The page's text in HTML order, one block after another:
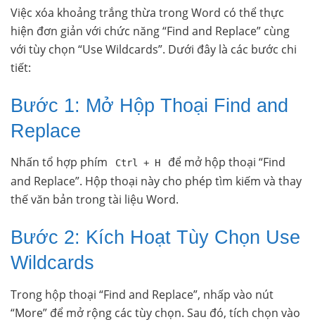
Việc xóa khoảng trắng thừa trong Word có thể thực
hiện đơn giản với chức năng “Find and Replace” cùng
với tùy chọn “Use Wildcards”. Dưới đây là các bước chi
tiết:
Bước 1: Mở Hộp Thoại Find and
Replace
Nhấn tổ hợp phím Ctrl + H
để mở hộp thoại “Find
and Replace”. Hộp thoại này cho phép tìm kiếm và thay
thế văn bản trong tài liệu Word.
Bước 2: Kích Hoạt Tùy Chọn Use
Wildcards
Trong hộp thoại “Find and Replace”, nhấp vào nút
“More” để mở rộng các tùy chọn. Sau đó, tích chọn vào